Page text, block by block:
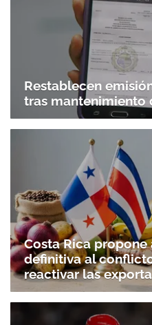
Gracias por
Restablecen
tras mantenimiento
Costa Rica propone
definitiva al
reactivar las